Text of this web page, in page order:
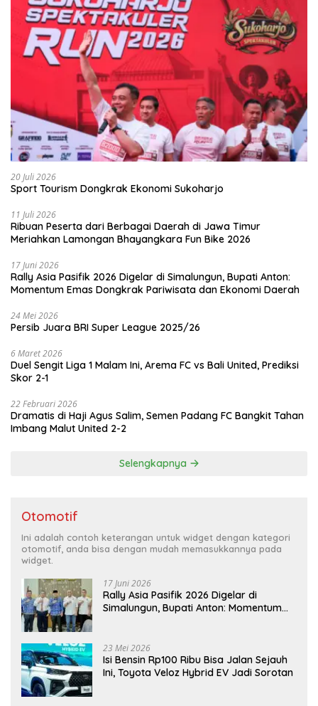
20 Juli 2026
Sport Tourism Dongkrak Ekonomi Sukoharjo
11 Juli 2026
Ribuan Peserta dari Berbagai Daerah di Jawa Timur
Meriahkan Lamongan Bhayangkara Fun Bike 2026
17 Juni 2026
Rally Asia Pasifik 2026 Digelar di Simalungun, Bupati Anton:
Momentum Emas Dongkrak Pariwisata dan Ekonomi Daerah
24 Mei 2026
Persib Juara BRI Super League 2025/26
6 Maret 2026
Duel Sengit Liga 1 Malam Ini, Arema FC vs Bali United, Prediksi
Skor 2-1
22 Februari 2026
Dramatis di Haji Agus Salim, Semen Padang FC Bangkit Tahan
Imbang Malut United 2-2
Selengkapnya
Otomotif
Ini adalah contoh keterangan untuk widget dengan kategori
otomotif, anda bisa dengan mudah memasukkannya pada
widget.
17 Juni 2026
Rally Asia Pasifik 2026 Digelar di
Simalungun, Bupati Anton: Momentum
23 Mei 2026
Isi Bensin Rp100 Ribu Bisa Jalan Sejauh
Ini, Toyota Veloz Hybrid EV Jadi Sorotan